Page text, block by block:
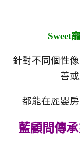
Sweet
針對不同個性
善
都能在麗嬰
藍顧問傳承